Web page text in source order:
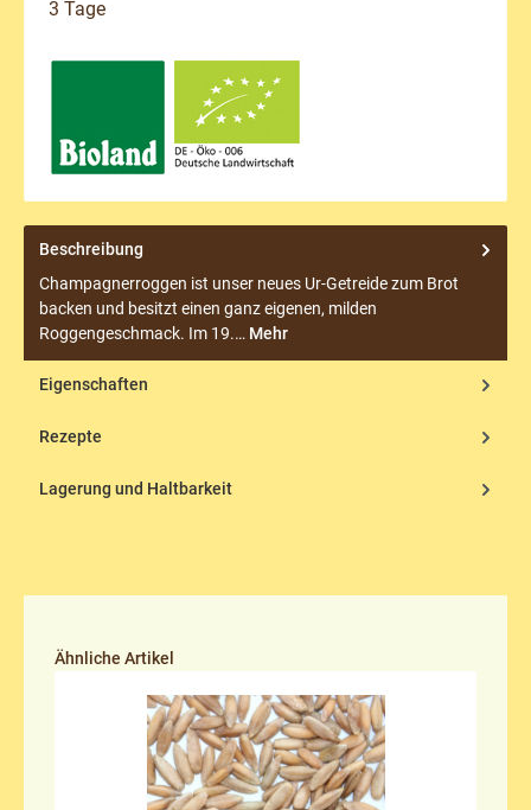
3 Tage
Beschreibung
Champagnerroggen ist unser neues Ur-Getreide zum Brot
backen und besitzt einen ganz eigenen, milden
Roggengeschmack. Im 19.… Mehr
Eigenschaften
Rezepte
Lagerung und Haltbarkeit
Produktgalerie überspringen
Ähnliche Artikel